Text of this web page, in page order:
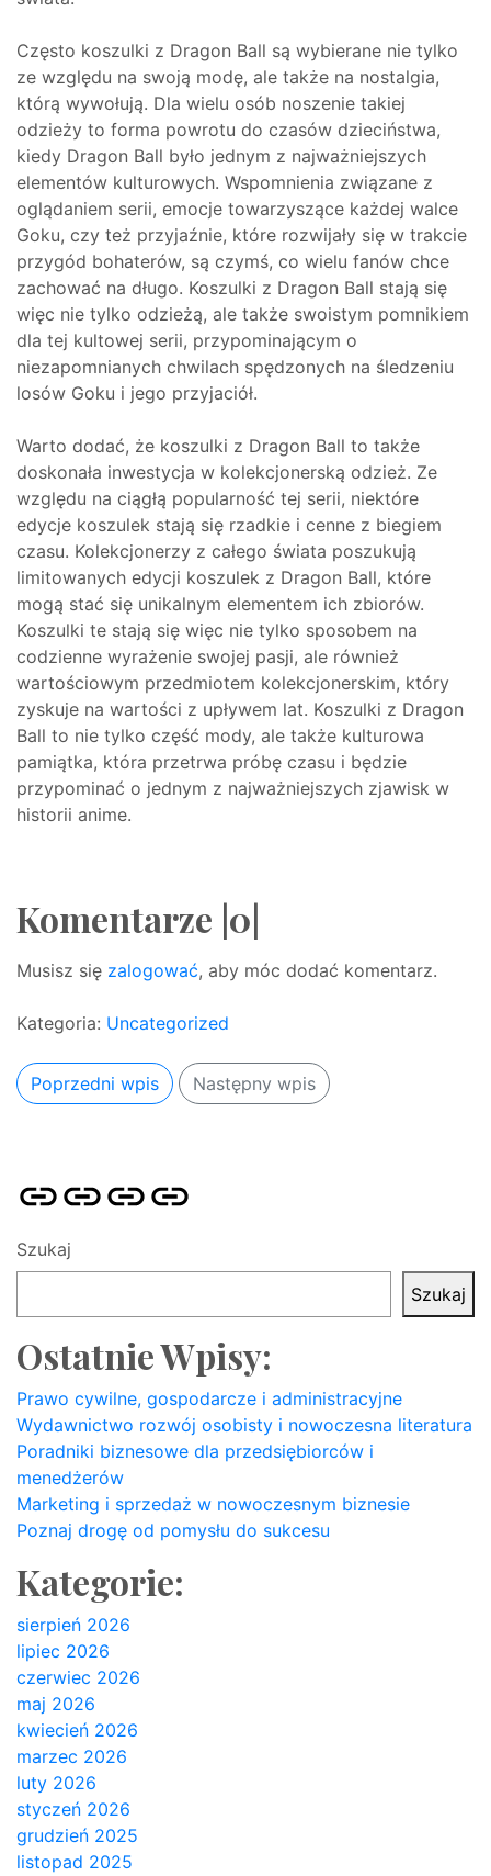
Często koszulki z Dragon Ball są wybierane nie tylko
ze względu na swoją modę, ale także na nostalgia,
którą wywołują. Dla wielu osób noszenie takiej
odzieży to forma powrotu do czasów dzieciństwa,
kiedy Dragon Ball było jednym z najważniejszych
elementów kulturowych. Wspomnienia związane z
oglądaniem serii, emocje towarzyszące każdej walce
Goku, czy też przyjaźnie, które rozwijały się w trakcie
przygód bohaterów, są czymś, co wielu fanów chce
zachować na długo. Koszulki z Dragon Ball stają się
więc nie tylko odzieżą, ale także swoistym pomnikiem
dla tej kultowej serii, przypominającym o
niezapomnianych chwilach spędzonych na śledzeniu
losów Goku i jego przyjaciół.
Warto dodać, że koszulki z Dragon Ball to także
doskonała inwestycja w kolekcjonerską odzież. Ze
względu na ciągłą popularność tej serii, niektóre
edycje koszulek stają się rzadkie i cenne z biegiem
czasu. Kolekcjonerzy z całego świata poszukują
limitowanych edycji koszulek z Dragon Ball, które
mogą stać się unikalnym elementem ich zbiorów.
Koszulki te stają się więc nie tylko sposobem na
codzienne wyrażenie swojej pasji, ale również
wartościowym przedmiotem kolekcjonerskim, który
zyskuje na wartości z upływem lat. Koszulki z Dragon
Ball to nie tylko część mody, ale także kulturowa
pamiątka, która przetrwa próbę czasu i będzie
przypominać o jednym z najważniejszych zjawisk w
historii anime.
Komentarze |0|
Musisz się zalogować, aby móc dodać komentarz.
Kategoria: Uncategorized
Poprzedni wpis Następny wpis
Strona
główna
Pozycjonowanie
Stron
SKLEP
SEO
BLOG
Szukaj
Szukaj
Ostatnie Wpisy:
Prawo cywilne, gospodarcze i administracyjne
Wydawnictwo rozwój osobisty i nowoczesna literatura
Poradniki biznesowe dla przedsiębiorców i
menedżerów
Marketing i sprzedaż w nowoczesnym biznesie
Poznaj drogę od pomysłu do sukcesu
Kategorie:
sierpień 2026
lipiec 2026
czerwiec 2026
maj 2026
kwiecień 2026
marzec 2026
luty 2026
styczeń 2026
grudzień 2025
listopad 2025